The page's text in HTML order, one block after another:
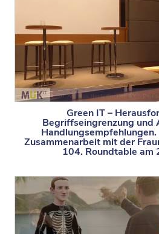
Green IT –
Begriffseingrenzung und
Handlungsempfehlungen.
Zusammenarbeit mit der
104. Roundtable am